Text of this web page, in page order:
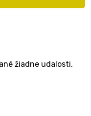
žiadne udalosti.